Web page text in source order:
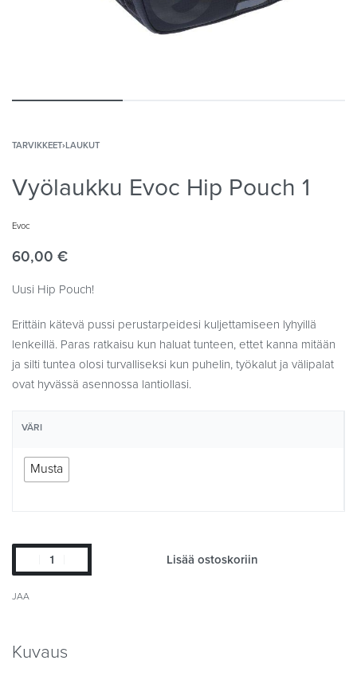
TARVIKKEET›LAUKUT
Vyölaukku Evoc Hip Pouch 1
Evoc
60,00 €
Uusi Hip Pouch!
Erittäin kätevä pussi perustarpeidesi kuljettamiseen lyhyillä
lenkeillä. Paras ratkaisu kun haluat tunteen, ettet kanna mitään
ja silti tuntea olosi turvalliseksi kun puhelin, työkalut ja välipalat
ovat hyvässä asennossa lantiollasi.
VÄRI
Musta
Lisää ostoskoriin
JAA
Kuvaus